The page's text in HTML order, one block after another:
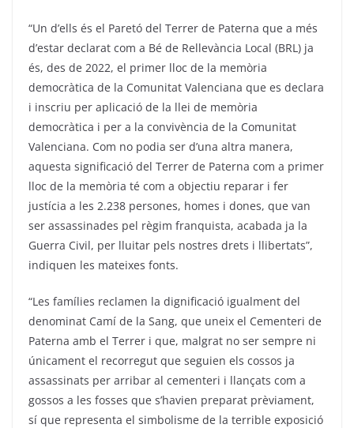
“Un d’ells és el Paretó del Terrer de Paterna que a més
d’estar declarat com a Bé de Rellevància Local (BRL) ja
és, des de 2022, el primer lloc de la memòria
democràtica de la Comunitat Valenciana que es declara
i inscriu per aplicació de la llei de memòria
democràtica i per a la convivència de la Comunitat
Valenciana. Com no podia ser d’una altra manera,
aquesta significació del Terrer de Paterna com a primer
lloc de la memòria té com a objectiu reparar i fer
justícia a les 2.238 persones, homes i dones, que van
ser assassinades pel règim franquista, acabada ja la
Guerra Civil, per lluitar pels nostres drets i llibertats”,
indiquen les mateixes fonts.
“Les famílies reclamen la dignificació igualment del
denominat Camí de la Sang, que uneix el Cementeri de
Paterna amb el Terrer i que, malgrat no ser sempre ni
únicament el recorregut que seguien els cossos ja
assassinats per arribar al cementeri i llançats com a
gossos a les fosses que s’havien preparat prèviament,
sí que representa el simbolisme de la terrible exposició